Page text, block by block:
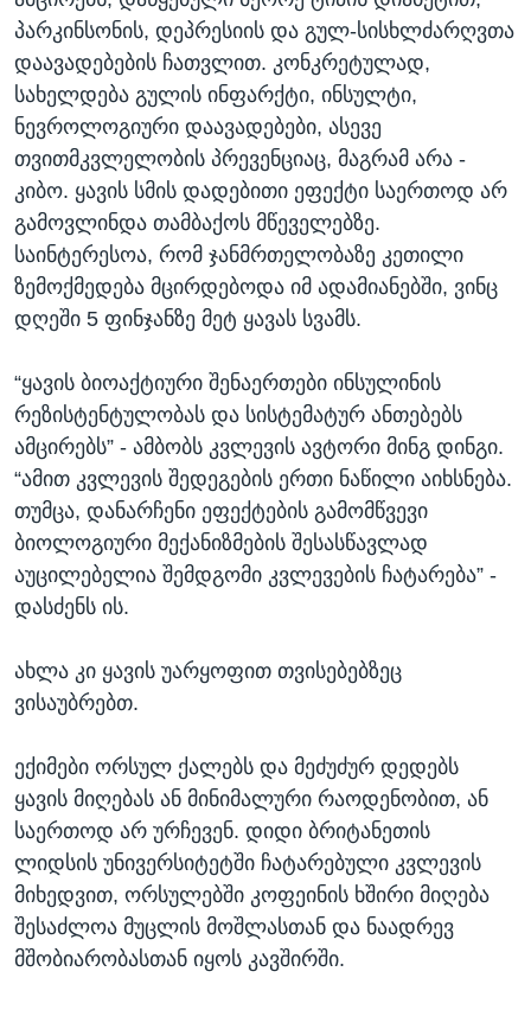
პარკინსონის, დეპრესიის და გულ-სისხლძარღვთა
დაავადებების ჩათვლით. კონკრეტულად,
სახელდება გულის ინფარქტი, ინსულტი,
ნევროლოგიური დაავადებები, ასევე
თვითმკვლელობის პრევენციაც, მაგრამ არა -
კიბო. ყავის სმის დადებითი ეფექტი საერთოდ არ
გამოვლინდა თამბაქოს მწეველებზე.
საინტერესოა, რომ ჯანმრთელობაზე კეთილი
ზემოქმედება მცირდებოდა იმ ადამიანებში, ვინც
დღეში 5 ფინჯანზე მეტ ყავას სვამს.
“ყავის ბიოაქტიური შენაერთები ინსულინის
რეზისტენტულობას და სისტემატურ ანთებებს
ამცირებს” - ამბობს კვლევის ავტორი მინგ დინგი.
“ამით კვლევის შედეგების ერთი ნაწილი აიხსნება.
თუმცა, დანარჩენი ეფექტების გამომწვევი
ბიოლოგიური მექანიზმების შესასწავლად
აუცილებელია შემდგომი კვლევების ჩატარება” -
დასძენს ის.
ახლა კი ყავის უარყოფით თვისებებზეც
ვისაუბრებთ.
ექიმები ორსულ ქალებს და მეძუძურ დედებს
ყავის მიღებას ან მინიმალური რაოდენობით, ან
საერთოდ არ ურჩევენ. დიდი ბრიტანეთის
ლიდსის უნივერსიტეტში ჩატარებული კვლევის
მიხედვით, ორსულებში კოფეინის ხშირი მიღება
შესაძლოა მუცლის მოშლასთან და ნაადრევ
მშობიარობასთან იყოს კავშირში.